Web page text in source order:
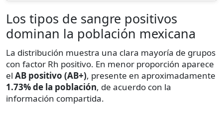
Los tipos de sangre positivos
dominan la población mexicana
La distribución muestra una clara mayoría de grupos
con factor Rh positivo. En menor proporción aparece
el AB positivo (AB+), presente en aproximadamente
1.73% de la población, de acuerdo con la
información compartida.